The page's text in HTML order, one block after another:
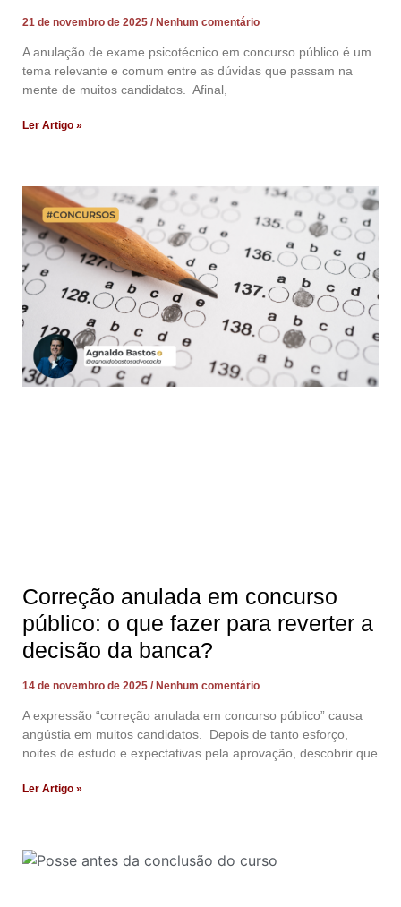
21 de novembro de 2025 Nenhum comentário
A anulação de exame psicotécnico em concurso público é um
tema relevante e comum entre as dúvidas que passam na
mente de muitos candidatos. Afinal,
Ler Artigo »
Correção anulada em concurso
público: o que fazer para reverter a
decisão da banca?
14 de novembro de 2025 Nenhum comentário
A expressão “correção anulada em concurso público” causa
angústia em muitos candidatos. Depois de tanto esforço,
noites de estudo e expectativas pela aprovação, descobrir que
Ler Artigo »